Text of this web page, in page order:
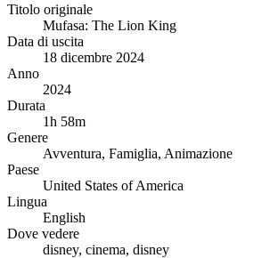
Titolo originale
Mufasa: The Lion King
Data di uscita
18 dicembre 2024
Anno
2024
Durata
1h 58m
Genere
Avventura, Famiglia, Animazione
Paese
United States of America
Lingua
English
Dove vedere
disney, cinema, disney